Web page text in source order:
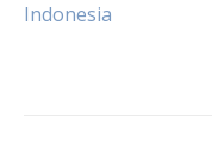
navigation
Indonesia